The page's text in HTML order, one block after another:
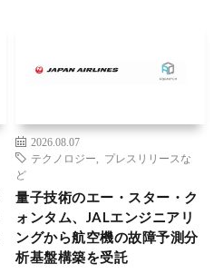
2026.08.07
テクノロジー
プレスリリースな
ど
量子技術のエー・スター・ク
ォンタム、JALエンジニアリ
ングから航空機の故障予測分
析基盤構築を受託